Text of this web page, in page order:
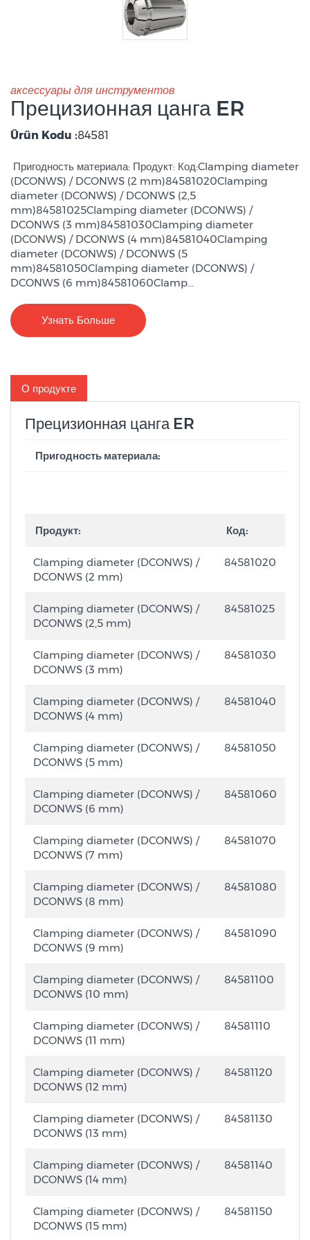
аксессуары для инструментов
Прецизионная цанга ER
Ürün Kodu :84581
Пригодность материала: Продукт: Код:Clamping diameter
(DCONWS) / DCONWS (2 mm)84581020Clamping
diameter (DCONWS) / DCONWS (2,5
mm)84581025Clamping diameter (DCONWS) /
DCONWS (3 mm)84581030Clamping diameter
(DCONWS) / DCONWS (4 mm)84581040Clamping
diameter (DCONWS) / DCONWS (5
mm)84581050Clamping diameter (DCONWS) /
DCONWS (6 mm)84581060Clamp...
Узнать Больше
О продукте
Прецизионная цанга ER
Пригодность материала:
Продукт: Код:
Clamping diameter (DCONWS) /
DCONWS (2 mm)
84581020
Clamping diameter (DCONWS) /
DCONWS (2,5 mm)
84581025
Clamping diameter (DCONWS) /
DCONWS (3 mm)
84581030
Clamping diameter (DCONWS) /
DCONWS (4 mm)
84581040
Clamping diameter (DCONWS) /
DCONWS (5 mm)
84581050
Clamping diameter (DCONWS) /
DCONWS (6 mm)
84581060
Clamping diameter (DCONWS) /
DCONWS (7 mm)
84581070
Clamping diameter (DCONWS) /
DCONWS (8 mm)
84581080
Clamping diameter (DCONWS) /
DCONWS (9 mm)
84581090
Clamping diameter (DCONWS) /
DCONWS (10 mm)
84581100
Clamping diameter (DCONWS) /
DCONWS (11 mm)
84581110
Clamping diameter (DCONWS) /
DCONWS (12 mm)
84581120
Clamping diameter (DCONWS) /
DCONWS (13 mm)
84581130
Clamping diameter (DCONWS) /
DCONWS (14 mm)
84581140
Clamping diameter (DCONWS) /
DCONWS (15 mm)
84581150